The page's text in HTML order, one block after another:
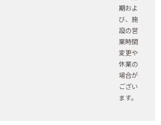
期およ
び、施
設の営
業時間
変更や
休業の
場合が
ござい
ます。